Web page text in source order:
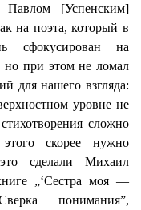
Павлом [Успенским]
на поэта, который в
сфокусирован на
но при этом не ломал
для нашего взгляда:
уровне не
сложно
скорее нужно
сделали Михаил
„‘Сестра моя —
понимания”,